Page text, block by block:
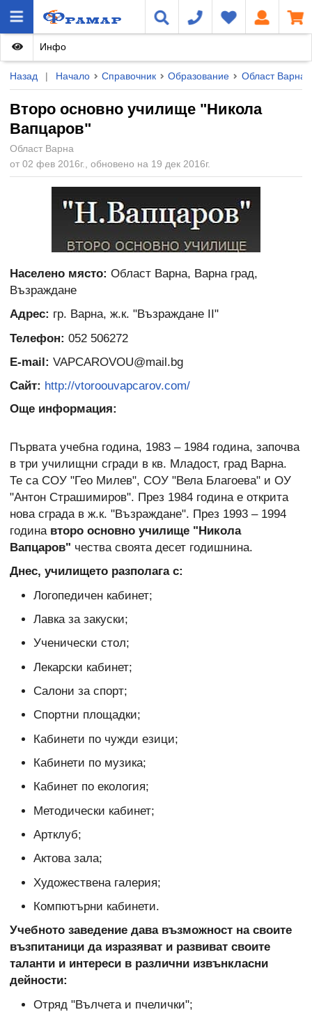
Назад | Начало Справочник Образование Област Варна
Второ основно училище "Никола
Вапцаров"
Област Варна
от 02 фев 2016г., обновено на 19 дек 2016г.
Инфо
Населено място: Област Варна, Варна град,
Възраждане
Адрес: гр. Варна, ж.к. "Възраждане II"
Телефон: 052 506272
E-mail: VAPCAROVOU@mail.bg
Сайт: http://vtoroouvapcarov.com/
Още информация:
Първата учебна година, 1983 – 1984 година, започва
в три училищни сгради в кв. Младост, град Варна.
Те са СОУ "Гео Милев", СОУ "Вела Благоева" и ОУ
"Антон Страшимиров". През 1984 година е открита
нова сграда в ж.к. "Възраждане". През 1993 – 1994
година второ основно училище "Никола
Вапцаров" чества своята десет годишнина.
Днес, училището разполага с:
Логопедичен кабинет;
Лавка за закуски;
Ученически стол;
Лекарски кабинет;
Салони за спорт;
Спортни площадки;
Кабинети по чужди езици;
Кабинети по музика;
Кабинет по екология;
Методически кабинет;
Артклуб;
Актова зала;
Художествена галерия;
Компютърни кабинети.
Учебното заведение дава възможност на своите
възпитаници да изразяват и развиват своите
таланти и интереси в различни извънкласни
дейности:
Отряд "Вълчета и пчелички";